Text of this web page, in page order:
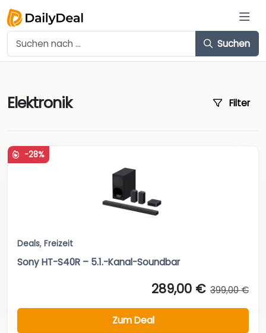
Suchen
Elektronik Filter
-28%
Deals, Freizeit
Sony HT-S40R – 5.1.-Kanal-Soundbar
289,00 € 399,00 €
Zum Deal